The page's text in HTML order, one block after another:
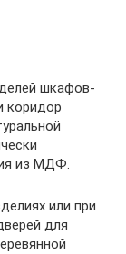
шкафов-
коридор
из МДФ.
или при
для